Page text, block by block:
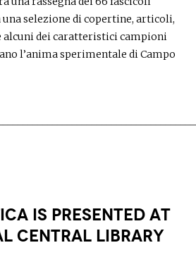
selezione di copertine, articoli,
alcuni dei caratteristici campioni
l’anima sperimentale di Campo
is presented at
Central Library